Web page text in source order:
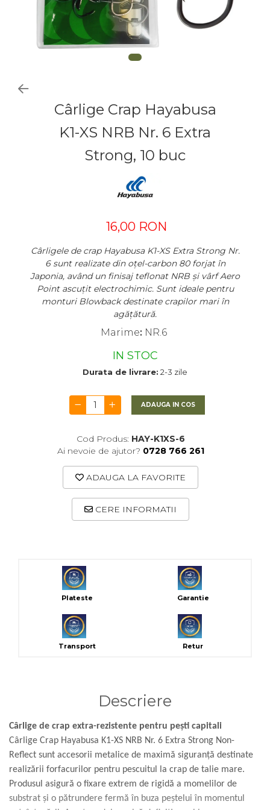
Cârlige Crap Hayabusa
K1-XS NRB Nr. 6 Extra
Strong, 10 buc
16,00 RON
Cârligele de crap Hayabusa K1-XS Extra Strong Nr.
6 sunt realizate din oțel-carbon 80 forjat în
Japonia, având un finisaj teflonat NRB și vârf Aero
Point ascuțit electrochimic. Sunt ideale pentru
monturi Blowback destinate crapilor mari în
agățătură.
Marime: NR.6
IN STOC
Durata de livrare: 2-3 zile
ADAUGA IN COS
Cod Produs: HAY-K1XS-6
Ai nevoie de ajutor? 0728 766 261
ADAUGA LA FAVORITE
CERE INFORMATII
Plateste Garantie
Transport Retur
Descriere
Cârlige de crap extra-rezistente pentru pești capitali
Cârlige Crap Hayabusa K1-XS NRB Nr. 6 Extra Strong Non-
Reflect sunt accesorii metalice de maximă siguranță destinate
realizării forfacurilor pentru pescuitul la crap de talie mare.
Produsul asigură o fixare extrem de rigidă a momelilor de
substrat și o pătrundere fermă în buza peștelui în momentul